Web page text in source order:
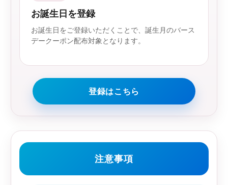
お誕生日を登録
お誕生日をご登録いただくことで、誕生月のバース
デークーポン配布対象となります。
登録はこちら
注意事項